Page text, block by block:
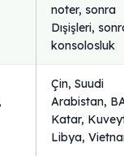
noter, sonra
Dışişleri,
konsolosluk
Çin, Suudi
Arabistan,
Katar,
Libya,